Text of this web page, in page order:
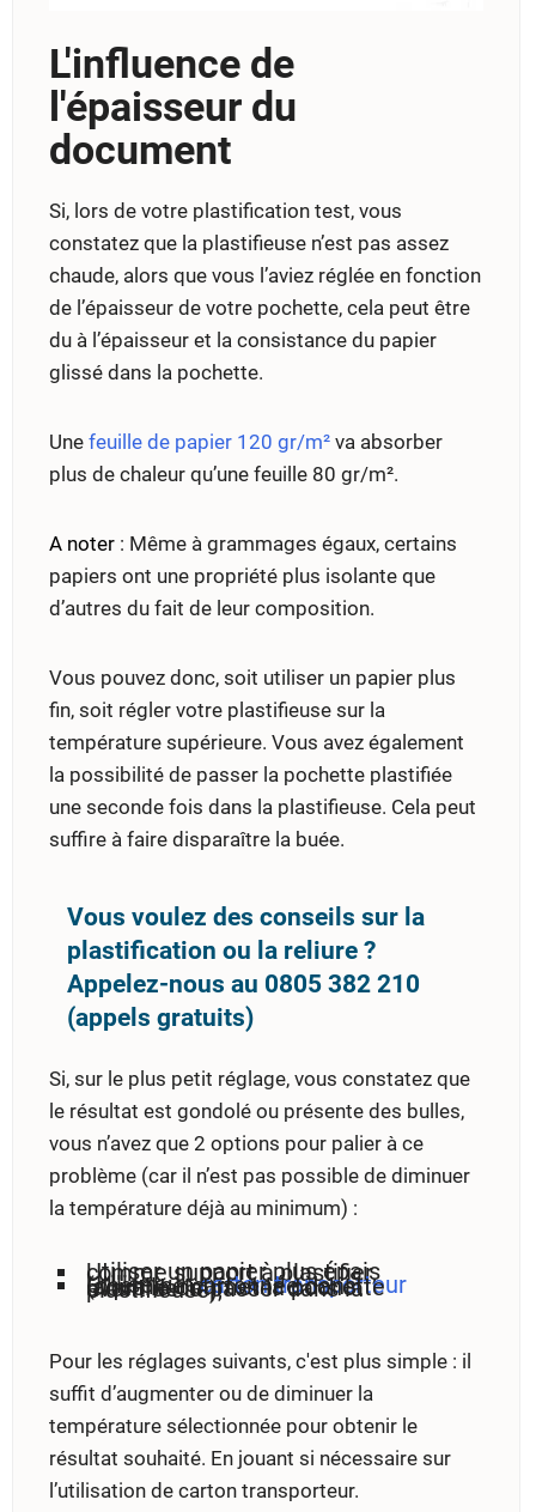
L'influence de
l'épaisseur du
document
Si, lors de votre plastification test, vous
constatez que la plastifieuse n’est pas assez
chaude, alors que vous l’aviez réglée en fonction
de l’épaisseur de votre pochette, cela peut être
du à l’épaisseur et la consistance du papier
glissé dans la pochette.
Une feuille de papier 120 gr/m² va absorber
plus de chaleur qu’une feuille 80 gr/m².
A noter : Même à grammages égaux, certains
papiers ont une propriété plus isolante que
d’autres du fait de leur composition.
Vous pouvez donc, soit utiliser un papier plus
fin, soit régler votre plastifieuse sur la
température supérieure. Vous avez également
la possibilité de passer la pochette plastifiée
une seconde fois dans la plastifieuse. Cela peut
suffire à faire disparaître la buée.
Vous voulez des conseils sur la
plastification ou la reliure ?
Appelez-nous au 0805 382 210
(appels gratuits)
Si, sur le plus petit réglage, vous constatez que
le résultat est gondolé ou présente des bulles,
vous n’avez que 2 options pour palier à ce
problème (car il n’est pas possible de diminuer
la température déjà au minimum) :
Utiliser un papier plus épais comme support à plastifier,
Utiliser uncarton transporteur
(chemise cartonnée dans laquelle ont met la pochette avant de la passer dans la plastifieuse),
Pour les réglages suivants, c'est plus simple : il
suffit d’augmenter ou de diminuer la
température sélectionnée pour obtenir le
résultat souhaité. En jouant si nécessaire sur
l’utilisation de carton transporteur.